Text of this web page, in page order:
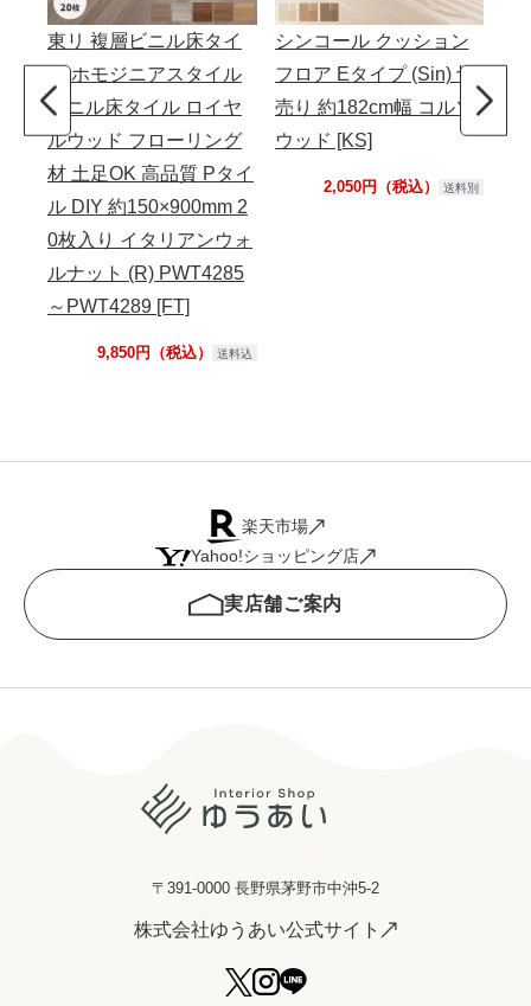
東リ 複層ビニル床タイ
ル ホモジニアスタイル
ビニル床タイル ロイヤ
ルウッド フローリング
材 土足OK 高品質 Pタイ
ル DIY 約150×900mm 2
0枚入り イタリアンウォ
ルナット (R) PWT4285
～PWT4289 [FT]
9,850円（税込） 送料込
シンコール クッション
フロア Eタイプ (Sin) 切
売り 約182cm幅 コルソ
ウッド [KS]
2,050円（税込） 送料別
約
楽天市場
Yahoo!ショッピング店
実店舗ご案内
〒391-0000 長野県茅野市中沖5-2
株式会社ゆうあい公式サイト